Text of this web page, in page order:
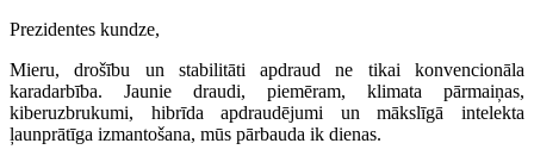
Prezidentes kundze,
Mieru, drošību un stabilitāti apdraud ne tikai konvencionāla
karadarbība. Jaunie draudi, piemēram, klimata pārmaiņas,
kiberuzbrukumi, hibrīda apdraudējumi un mākslīgā intelekta
ļaunprātīga izmantošana, mūs pārbauda ik dienas.